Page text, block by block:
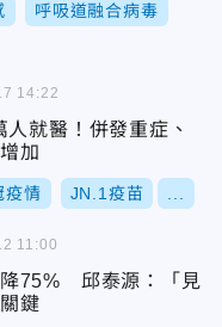
呼吸道融合病毒
就醫！併發重症、
加
疫情 JN.1疫苗
14:22
75% 邱泰源：「見
鍵
11:00